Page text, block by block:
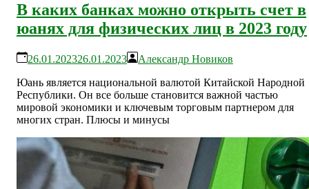
В каких банках можно открыть счет в
юанях для физических лиц в 2023 году
26.01.202326.01.2023
Александр Новиков
Юань является национальной валютой Китайской Народной
Республики. Он все больше становится важной частью
мировой экономики и ключевым торговым партнером для
многих стран. Плюсы и минусы